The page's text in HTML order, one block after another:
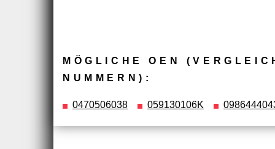
MÖGLICHE OEN
NUMMERN):
0470506038 059130106K